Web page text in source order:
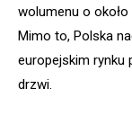
wolumenu o
Mimo to, Polska
europejskim rynku
drzwi.